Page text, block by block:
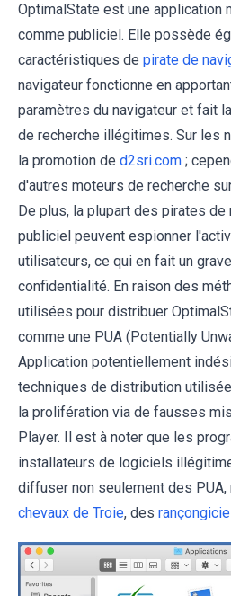
OptimalState est une application
comme publiciel. Elle possède
caractéristiques de pirate de
navigateur fonctionne en
paramètres du navigateur et fait
de recherche illégitimes. Sur les
la promotion de d2sri.com ;
d'autres moteurs de recherche
De plus, la plupart des pirates de
publiciel peuvent espionner
utilisateurs, ce qui en fait un
confidentialité. En raison des
utilisées pour distribuer
comme une PUA (Potentially
Application potentiellement
techniques de distribution
la prolifération via de fausses
Player. Il est à noter que les
installateurs de logiciels
diffuser non seulement des
chevaux de Troie, des